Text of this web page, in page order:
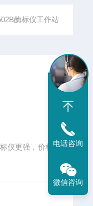
酶标仪工作站
仪更强，价格 电话咨询
微信咨询